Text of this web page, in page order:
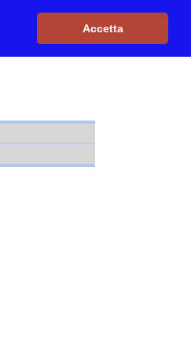
Accetta
Contattaci|Login|